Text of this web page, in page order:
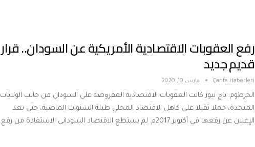
رفع العقوبات الاقتصادية الأمريكية عن السودان.. قرار
قديم جديد
Çanta Haberleri مارس 10, 2020
الخرطوم: باج نيوز كانت العقوبات الاقتصادية المفروضة على السودان من جانب الولايات
المتحدة، حملا ثقيلا على كاهل الاقتصاد المحلي طيلة السنوات الماضية، حتى بعد
الإعلان عن رفعها في أكتوبر 2017م. لم يستطع الاقتصاد السوداني الاستفادة من رفع…